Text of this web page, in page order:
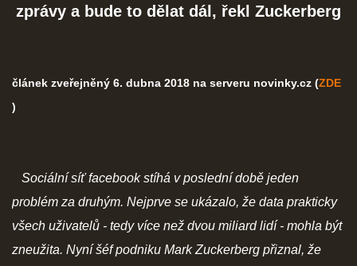
zprávy a bude to dělat dál, řekl Zuckerberg
článek zveřejněný 6. dubna 2018 na serveru novinky.cz (ZDE
)
Sociální síť facebook stíhá v poslední době jeden
problém za druhým. Nejprve se ukázalo, že data prakticky
všech uživatelů - tedy více než dvou miliard lidí - mohla být
zneužita. Nyní šéf podniku Mark Zuckerberg přiznal, že